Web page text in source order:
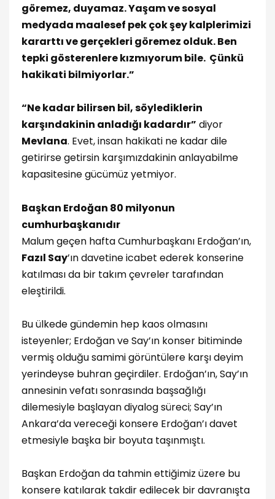
göremez, duyamaz. Yaşam ve sosyal
medyada maalesef pek çok şey kalplerimizi
kararttı ve gerçekleri göremez olduk. Ben
tepki gösterenlere kızmıyorum bile. Çünkü
hakikati bilmiyorlar.”
“Ne kadar bilirsen bil, söylediklerin
karşındakinin anladığı kadardır” diyor
Mevlana. Evet, insan hakikati ne kadar dile
getirirse getirsin karşımızdakinin anlayabilme
kapasitesine gücümüz yetmiyor.
Başkan Erdoğan 80 milyonun
cumhurbaşkanıdır
Malum geçen hafta Cumhurbaşkanı Erdoğan’ın,
Fazıl Say’ın davetine icabet ederek konserine
katılması da bir takım çevreler tarafından
eleştirildi.
Bu ülkede gündemin hep kaos olmasını
isteyenler; Erdoğan ve Say’ın konser bitiminde
vermiş olduğu samimi görüntülere karşı deyim
yerindeyse buhran geçirdiler. Erdoğan’ın, Say’ın
annesinin vefatı sonrasında başsağlığı
dilemesiyle başlayan diyalog süreci; Say’ın
Ankara’da vereceği konsere Erdoğan’ı davet
etmesiyle başka bir boyuta taşınmıştı.
Başkan Erdoğan da tahmin ettiğimiz üzere bu
konsere katılarak takdir edilecek bir davranışta